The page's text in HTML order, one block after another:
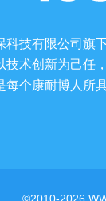
科技有限公司旗
技术创新为己任
个康耐博人所